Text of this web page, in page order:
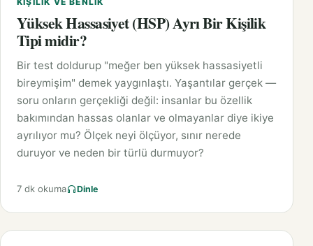
Yüksek Hassasiyet (HSP) Ayrı Bir Kişilik
Tipi midir?
Bir test doldurup "meğer ben yüksek hassasiyetli
bireymişim" demek yaygınlaştı. Yaşantılar gerçek —
soru onların gerçekliği değil: insanlar bu özellik
bakımından hassas olanlar ve olmayanlar diye ikiye
ayrılıyor mu? Ölçek neyi ölçüyor, sınır nerede
duruyor ve neden bir türlü durmuyor?
7 dk okuma Dinle